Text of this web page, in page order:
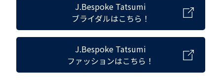
J.Bespoke Tatsumi
ブライダルはこちら！
J.Bespoke Tatsumi
ファッションはこちら！